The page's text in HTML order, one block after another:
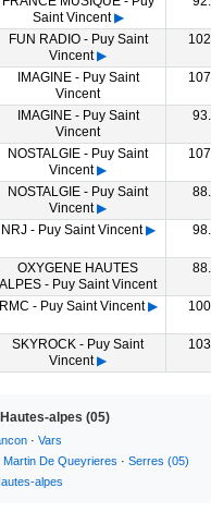
Saint Vincent ▶
FUN RADIO - Puy Saint
Vincent ▶
IMAGINE - Puy Saint
Vincent
IMAGINE - Puy Saint
Vincent
NOSTALGIE - Puy Saint
Vincent ▶
NOSTALGIE - Puy Saint
Vincent ▶
NRJ - Puy Saint Vincent ▶
OXYGENE HAUTES
ALPES - Puy Saint Vincent
RMC - Puy Saint Vincent ▶
SKYROCK - Puy Saint
Vincent ▶
alpes (05)
· Vars
Martin De Queyrieres · Serres (05)
alpes